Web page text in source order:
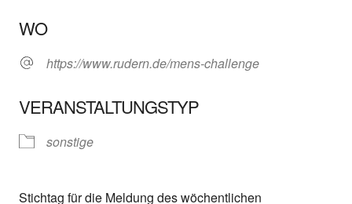
WO
https://www.rudern.de/mens-challenge
VERANSTALTUNGSTYP
sonstige
Stichtag für die Meldung des wöchentlichen